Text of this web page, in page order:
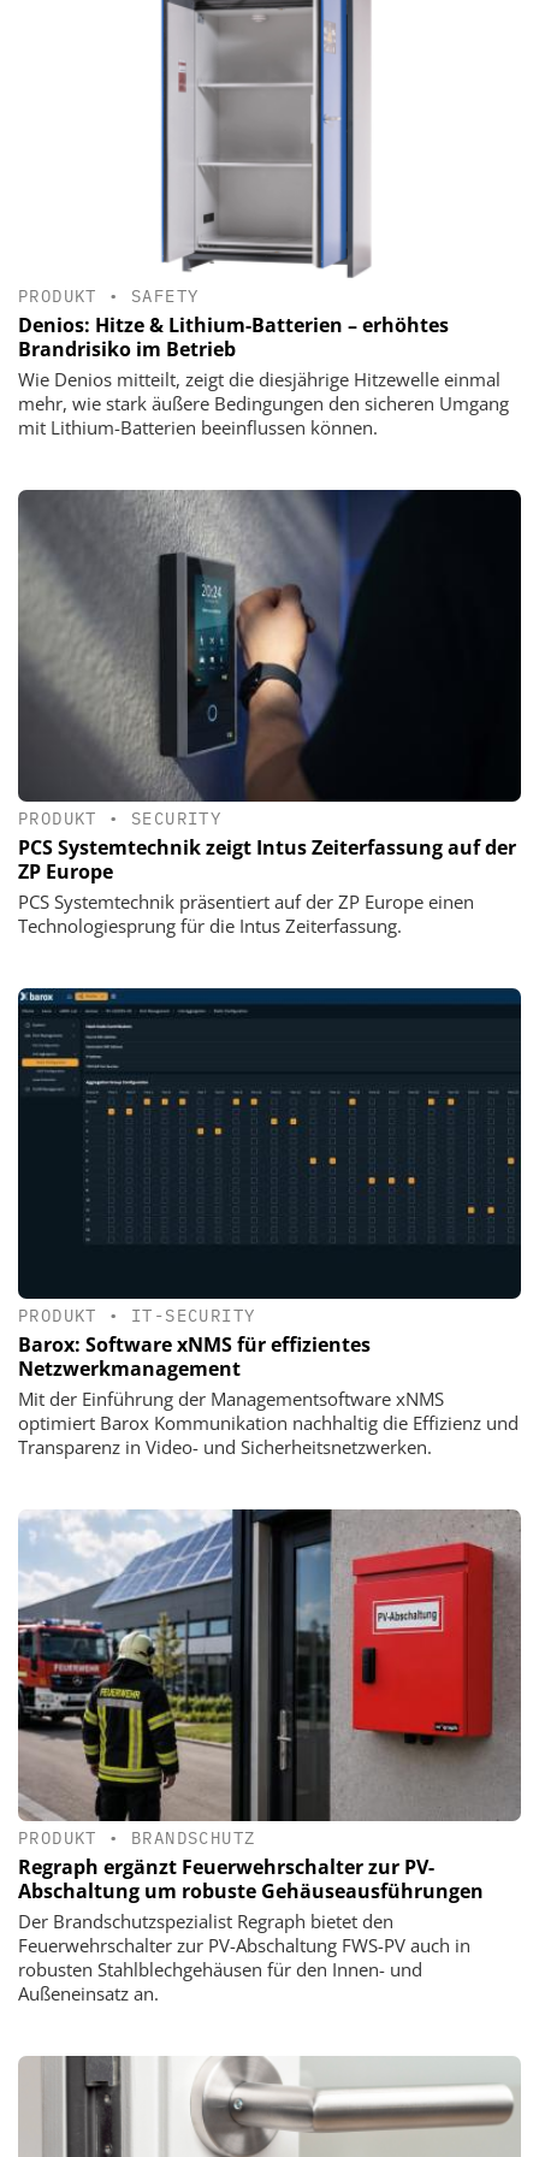
PRODUKT • SAFETY
Denios: Hitze & Lithium-Batterien – erhöhtes
Brandrisiko im Betrieb
Wie Denios mitteilt, zeigt die diesjährige Hitzewelle einmal
mehr, wie stark äußere Bedingungen den sicheren Umgang
mit Lithium-Batterien beeinflussen können.
PRODUKT • SECURITY
PCS Systemtechnik zeigt Intus Zeiterfassung auf der
ZP Europe
PCS Systemtechnik präsentiert auf der ZP Europe einen
Technologiesprung für die Intus Zeiterfassung.
PRODUKT • IT-SECURITY
Barox: Software xNMS für effizientes
Netzwerkmanagement
Mit der Einführung der Managementsoftware xNMS
optimiert Barox Kommunikation nachhaltig die Effizienz und
Transparenz in Video- und Sicherheitsnetzwerken.
PRODUKT • BRANDSCHUTZ
Regraph ergänzt Feuerwehrschalter zur PV-
Abschaltung um robuste Gehäuseausführungen
Der Brandschutzspezialist Regraph bietet den
Feuerwehrschalter zur PV-Abschaltung FWS-PV auch in
robusten Stahlblechgehäusen für den Innen- und
Außeneinsatz an.